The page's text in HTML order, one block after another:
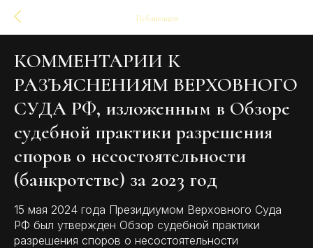
Публикации
КОММЕНТАРИИ К
РАЗЪЯСНЕНИЯМ ВЕРХОВНОГО
СУДА РФ, изложенным в Обзоре
судебной практики разрешения
споров о несостоятельности
(банкротстве) за 2023 год
15 мая 2024 года Президиумом Верховного Суда
РФ был утвержден Обзор судебной практики
разрешения споров о несостоятельности